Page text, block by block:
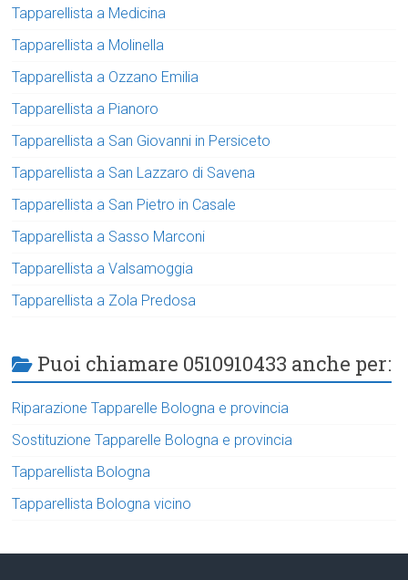
Tapparellista a Medicina
Tapparellista a Molinella
Tapparellista a Ozzano Emilia
Tapparellista a Pianoro
Tapparellista a San Giovanni in Persiceto
Tapparellista a San Lazzaro di Savena
Tapparellista a San Pietro in Casale
Tapparellista a Sasso Marconi
Tapparellista a Valsamoggia
Tapparellista a Zola Predosa
Puoi chiamare 0510910433 anche per:
Riparazione Tapparelle Bologna e provincia
Sostituzione Tapparelle Bologna e provincia
Tapparellista Bologna
Tapparellista Bologna vicino